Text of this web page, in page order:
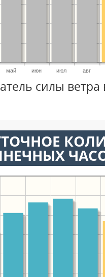
май июн июл авг
силы ветра